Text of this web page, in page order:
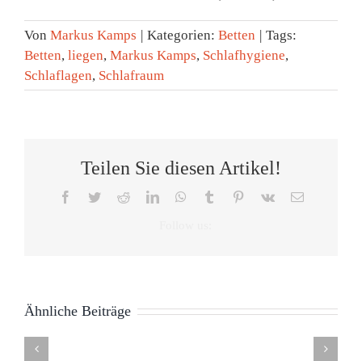
Von Markus Kamps | Kategorien: Betten | Tags:
Betten, liegen, Markus Kamps, Schlafhygiene,
Schlaflagen, Schlafraum
Teilen Sie diesen Artikel!
Facebook
TwitterRedditLinkedInWhatsApp
Tumblr Pinterest
Vk
E-
Ähnliche Beiträge
Warum
das
Auswirkungen
Die
nicht
Sommer,
Nächte? –
kleines